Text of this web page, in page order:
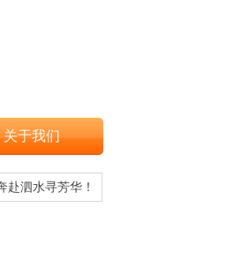
关于我们
赴泗水寻芳华！